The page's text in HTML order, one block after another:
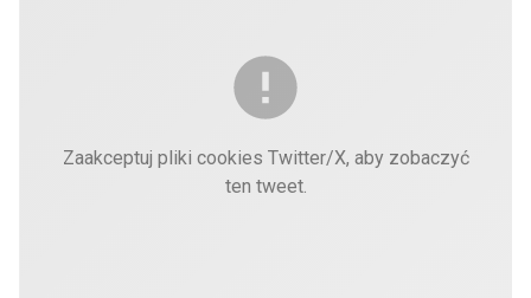
Zaakceptuj pliki cookies Twitter/X, aby zobaczyć
ten tweet.